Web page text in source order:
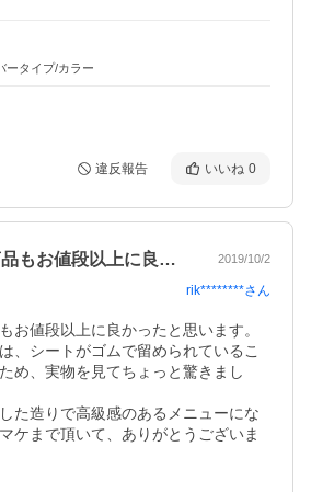
ータイプ/カラー
違反報告 いいね 0
対応も早くて、商品もお値段以上に良かっ… 2019/10/2
rik********さん
お値段以上に良かったと思います。
、シートがゴムで留められているこ
め、実物を見てちょっと驚きまし
た造りで高級感のあるメニューにな
ケまで頂いて、ありがとうございま